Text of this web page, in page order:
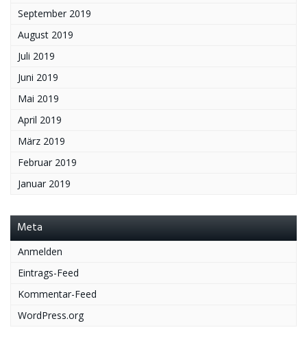
September 2019
August 2019
Juli 2019
Juni 2019
Mai 2019
April 2019
März 2019
Februar 2019
Januar 2019
Meta
Anmelden
Eintrags-Feed
Kommentar-Feed
WordPress.org